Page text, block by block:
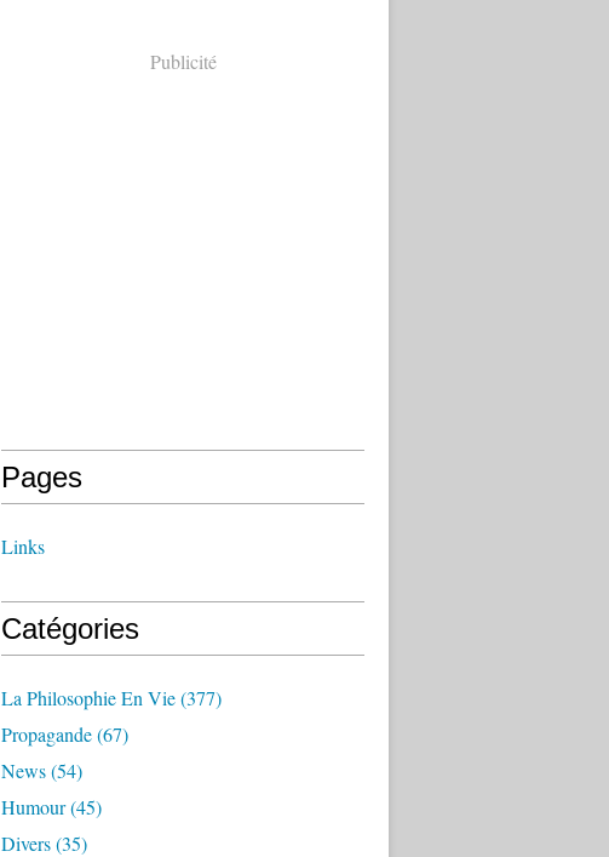
Publicité
Pages
Links
Catégories
La Philosophie En Vie(377)
Propagande(67)
News(54)
Humour(45)
Divers(35)